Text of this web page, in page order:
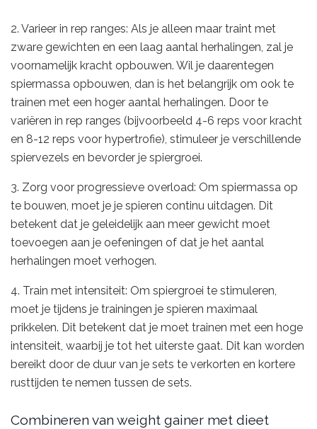
2. Varieer in rep ranges: Als je alleen maar traint met
zware gewichten en een laag aantal herhalingen, zal je
voornamelijk kracht opbouwen. Wil je daarentegen
spiermassa opbouwen, dan is het belangrijk om ook te
trainen met een hoger aantal herhalingen. Door te
variëren in rep ranges (bijvoorbeeld 4-6 reps voor kracht
en 8-12 reps voor hypertrofie), stimuleer je verschillende
spiervezels en bevorder je spiergroei.
3. Zorg voor progressieve overload: Om spiermassa op
te bouwen, moet je je spieren continu uitdagen. Dit
betekent dat je geleidelijk aan meer gewicht moet
toevoegen aan je oefeningen of dat je het aantal
herhalingen moet verhogen.
4. Train met intensiteit: Om spiergroei te stimuleren,
moet je tijdens je trainingen je spieren maximaal
prikkelen. Dit betekent dat je moet trainen met een hoge
intensiteit, waarbij je tot het uiterste gaat. Dit kan worden
bereikt door de duur van je sets te verkorten en kortere
rusttijden te nemen tussen de sets.
Combineren van weight gainer met dieet